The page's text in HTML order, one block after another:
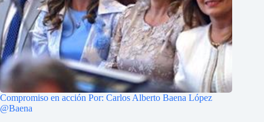
Compromiso en acción Por: Carlos Alberto Baena López
@Baena